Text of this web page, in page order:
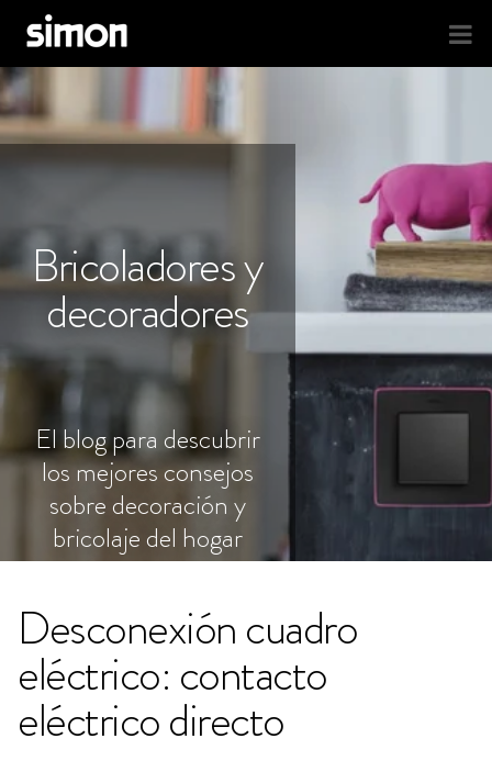
Bricoladores y
decoradores
El blog para descubrir
los mejores consejos
sobre decoración y
bricolaje del hogar
Desconexión cuadro
eléctrico: contacto
eléctrico directo